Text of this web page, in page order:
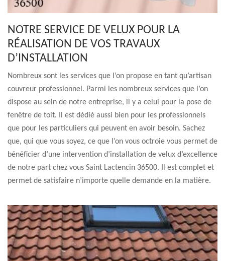
NOTRE SERVICE DE VELUX POUR LA
RÉALISATION DE VOS TRAVAUX
D’INSTALLATION
Nombreux sont les services que l’on propose en tant qu’artisan
couvreur professionnel. Parmi les nombreux services que l’on
dispose au sein de notre entreprise, il y a celui pour la pose de
fenêtre de toit. Il est dédié aussi bien pour les professionnels
que pour les particuliers qui peuvent en avoir besoin. Sachez
que, qui que vous soyez, ce que l’on vous octroie vous permet de
bénéficier d’une intervention d’installation de velux d’excellence
de notre part chez vous Saint Lactencin 36500. Il est complet et
permet de satisfaire n’importe quelle demande en la matière.